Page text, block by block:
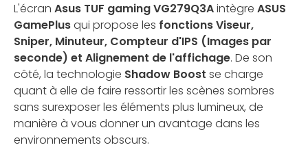
L'écran Asus TUF gaming VG279Q3Aintègre ASUS
GamePlusqui propose les fonctions Viseur,
Sniper, Minuteur, Compteur d'IPS (Images par
seconde) et Alignement de l'affichage. De son
côté, la technologie Shadow Boost se charge
quant à elle de faire ressortir les scènes sombres
sans surexposer les éléments plus lumineux, de
manière à vous donner un avantage dans les
environnements obscurs.